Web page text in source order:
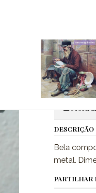
|
Quantidade
DESCRIÇÃO
Bela
metal.
PARTILHAR